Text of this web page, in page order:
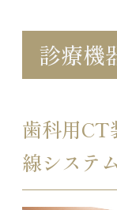
診療機
歯科用CT
線システ